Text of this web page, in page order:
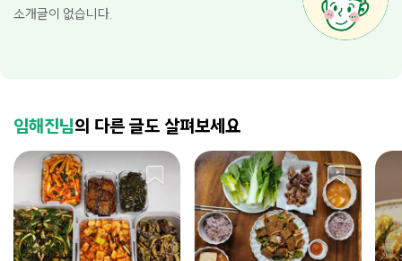
소개글이 없습니다.
임해진님의 다른 글도 살펴보세요